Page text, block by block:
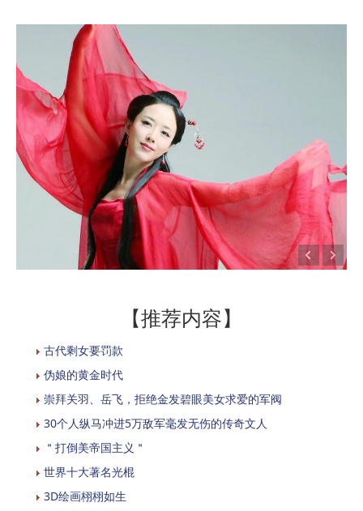
【推荐内容】
古代剩女要罚款
伪娘的黄金时代
崇拜关羽、岳飞，拒绝金发碧眼美女求爱的军阀
30个人纵马冲进5万敌军毫发无伤的传奇文人
＂打倒美帝国主义＂
世界十大著名光棍
3D绘画栩栩如生